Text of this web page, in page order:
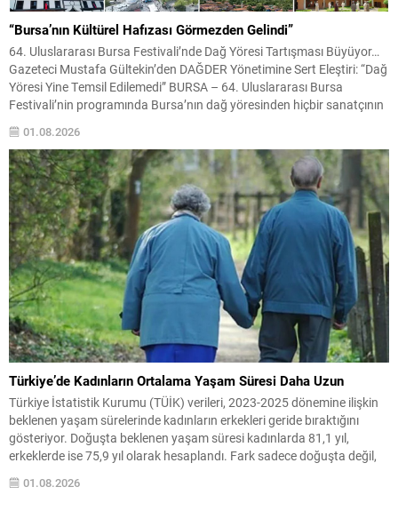
“Bursa’nın Kültürel Hafızası Görmezden Gelindi”
64. Uluslararası Bursa Festivali’nde Dağ Yöresi Tartışması Büyüyor…
Gazeteci Mustafa Gültekin’den DAĞDER Yönetimine Sert Eleştiri: “Dağ
Yöresi Yine Temsil Edilemedi” BURSA – 64. Uluslararası Bursa
Festivali’nin programında Bursa’nın dağ yöresinden hiçbir sanatçının
taşıdı. Gazeteci Mustafa Gültekin, festival programına ilişkin yaptığı
değerlendirmede, Bursa’nın...
01.08.2026
Türkiye’de Kadınların Ortalama Yaşam Süresi Daha Uzun
Türkiye İstatistik Kurumu (TÜİK) verileri, 2023-2025 dönemine ilişkin
beklenen yaşam sürelerinde kadınların erkekleri geride bıraktığını
gösteriyor. Doğuşta beklenen yaşam süresi kadınlarda 81,1 yıl,
erkeklerde ise 75,9 yıl olarak hesaplandı. Fark sadece doğuşta değil,
tüm yaş gruplarında kendini hissettiriyor. Örneğin 15 yaşındaki bir kız
çocuğunun ortalama 67,3 yıl daha yaşaması beklenirken,...
01.08.2026